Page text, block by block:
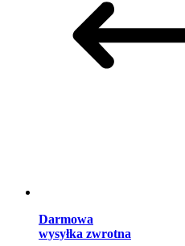
Darmowa
wysyłka zwrotna